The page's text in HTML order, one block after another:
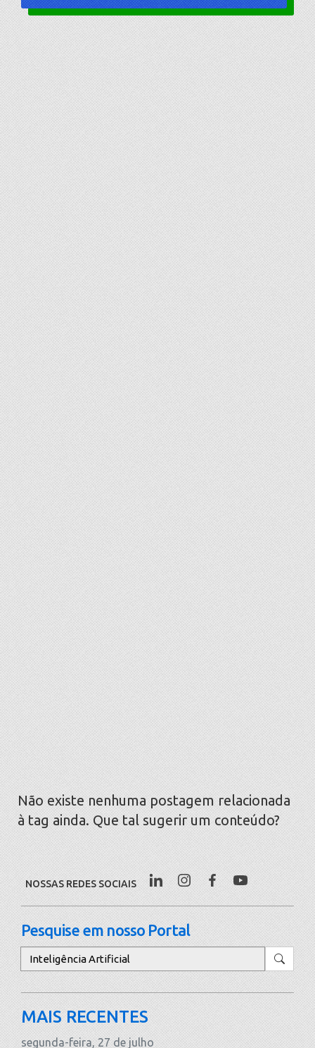
Não existe nenhuma postagem relacionada
à tag ainda. Que tal sugerir um conteúdo?
NOSSAS REDES SOCIAIS
Pesquise em nosso Portal
Pesquisar
MAIS RECENTES
segunda-feira, 27 de julho